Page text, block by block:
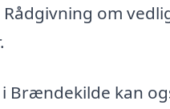
Rådgivning om
Brændekilde kan